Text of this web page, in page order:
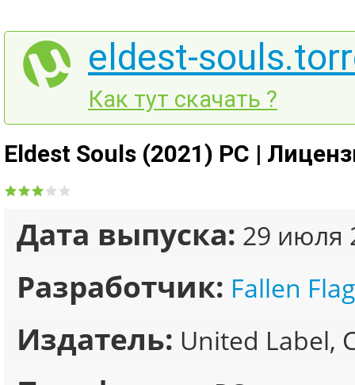
eldest-
Как тут скачать ?
Eldest Souls (2021) PC |
Дата выпуска: 29 июля
Разработчик: Fallen
Издатель: United Label,